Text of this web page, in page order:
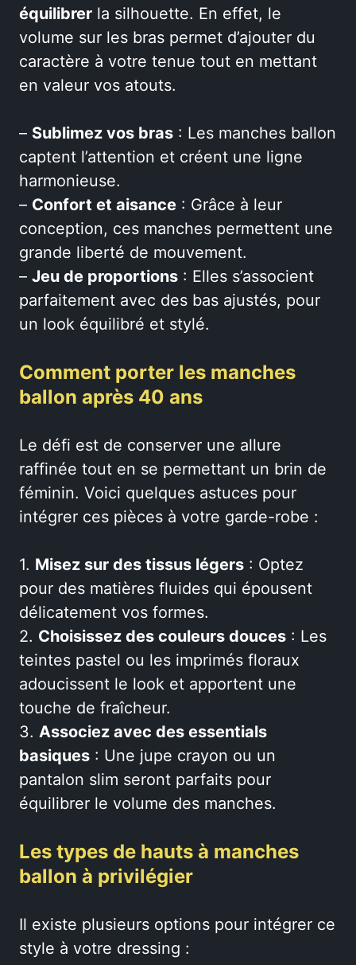
équilibrer la silhouette. En effet, le
volume sur les bras permet d’ajouter du
caractère à votre tenue tout en mettant
en valeur vos atouts.
– Sublimez vos bras : Les manches ballon
captent l’attention et créent une ligne
harmonieuse.
– Confort et aisance : Grâce à leur
conception, ces manches permettent une
grande liberté de mouvement.
– Jeu de proportions : Elles s’associent
parfaitement avec des bas ajustés, pour
un look équilibré et stylé.
Comment porter les manches
ballon après 40 ans
Le défi est de conserver une allure
raffinée tout en se permettant un brin de
féminin. Voici quelques astuces pour
intégrer ces pièces à votre garde-robe :
1. Misez sur des tissus légers : Optez
pour des matières fluides qui épousent
délicatement vos formes.
2. Choisissez des couleurs douces : Les
teintes pastel ou les imprimés floraux
adoucissent le look et apportent une
touche de fraîcheur.
3. Associez avec des essentials
basiques : Une jupe crayon ou un
pantalon slim seront parfaits pour
équilibrer le volume des manches.
Les types de hauts à manches
ballon à privilégier
Il existe plusieurs options pour intégrer ce
style à votre dressing :